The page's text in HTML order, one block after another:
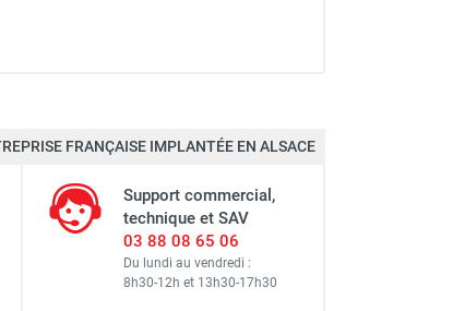
FRANÇAISE IMPLANTÉE EN ALSACE
Support commercial,
technique et SAV
03 88 08 65 06
Du lundi au vendredi :
8h30-12h et 13h30-17h30